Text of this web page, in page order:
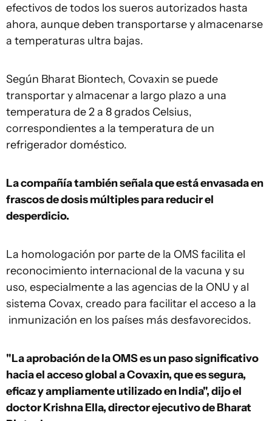
efectivos de todos los sueros autorizados hasta
ahora, aunque deben transportarse y almacenarse
a temperaturas ultra bajas.
Según Bharat Biontech, Covaxin se puede
transportar y almacenar a largo plazo a una
temperatura de 2 a 8 grados Celsius,
correspondientes a la temperatura de un
refrigerador doméstico.
La compañía también señala que está envasada en
frascos de dosis múltiples para reducir el
desperdicio.
La homologación por parte de la OMS facilita el
reconocimiento internacional de la vacuna y su
uso, especialmente a las agencias de la ONU y al
sistema Covax, creado para facilitar el acceso a la
inmunización en los países más desfavorecidos.
"La aprobación de la OMS es un paso significativo
hacia el acceso global a Covaxin, que es segura,
eficaz y ampliamente utilizado en India", dijo el
doctor Krishna Ella, director ejecutivo de Bharat